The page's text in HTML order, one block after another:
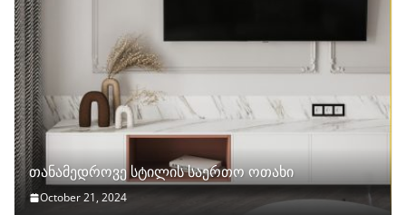
თანამედროვე სტილის საერთო ოთახი
October 21, 2024